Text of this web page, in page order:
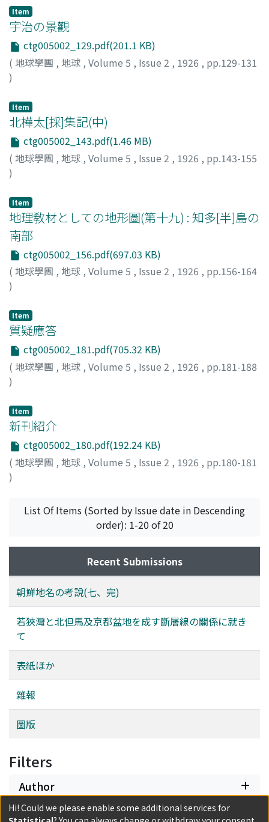
Item
宇治の景觀
ctg005002_129.pdf(201.1 KB)
( 地球學團 , 地球 , Volume 5 , Issue 2 , 1926 , pp.129-131
)
Item
北樺太[採]集記(中)
ctg005002_143.pdf(1.46 MB)
( 地球學團 , 地球 , Volume 5 , Issue 2 , 1926 , pp.143-155
)
Item
地理敎材としての地形圖(第十九) : 知多[半]島の
南部
ctg005002_156.pdf(697.03 KB)
( 地球學團 , 地球 , Volume 5 , Issue 2 , 1926 , pp.156-164
)
Item
質疑應答
ctg005002_181.pdf(705.32 KB)
( 地球學團 , 地球 , Volume 5 , Issue 2 , 1926 , pp.181-188
)
Item
新刊紹介
ctg005002_180.pdf(192.24 KB)
( 地球學團 , 地球 , Volume 5 , Issue 2 , 1926 , pp.180-181
)
List Of Items (Sorted by Issue date in Descending
order): 1-20 of 20
Recent Submissions
朝鮮地名の考說(七、完)
若狹灣と北但馬及京都盆地を成す斷層線の關係に就き
て
表紙ほか
雜報
圖版
Filters
Author
Hi! Could we please enable some additional services for